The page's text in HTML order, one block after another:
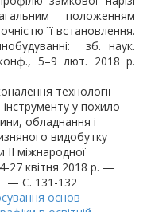
положенням
її встановлення.
зб. наук.
5–9 лют. 2018 р.
технології
інструменту у похило-
обладнання і
видобутку
ІІ міжнародної
27 квітня 2018 р. —
— С. 131-132
основ